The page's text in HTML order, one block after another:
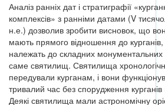
Аналіз ранніх дат і стратиграфії
комплексів» з ранніми датами (V
н.е.) дозволив зробити висновок, що
мають прямого відношення до
належать до складних
саме святилищ. Святилища
передували курганам, і вони
тривалий час без спорудження
Деякі святилища мали астрономічну